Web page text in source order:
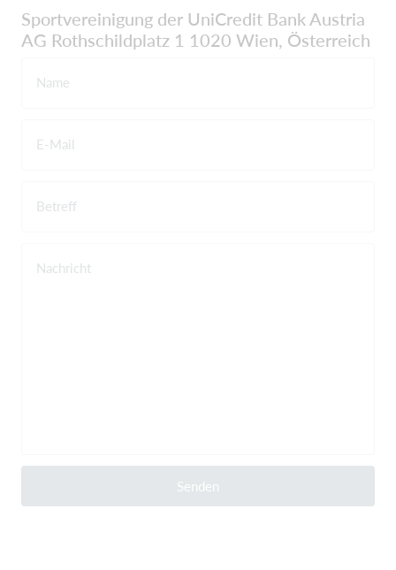
Sportvereinigung der UniCredit Bank Austria
AG Rothschildplatz 1 1020 Wien, Österreich
Name
E-Mail
Betreff
Nachricht
Senden